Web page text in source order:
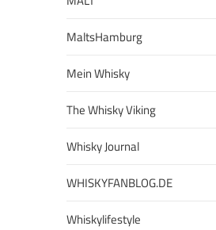
MaltsHamburg
Mein Whisky
The Whisky Viking
Whisky Journal
WHISKYFANBLOG.DE
Whiskylifestyle